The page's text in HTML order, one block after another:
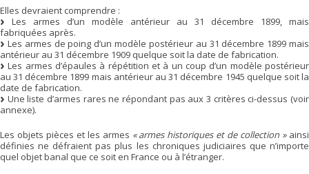
Elles devraient comprendre :
Les armes d’un modèle antérieur au 31 décembre 1899, mais
fabriquées après.
Les armes de poing d’un modèle postérieur au 31 décembre 1899 mais
antérieur au 31 décembre 1909 quelque soit la date de fabrication.
Les armes d’épaules à répétition et à un coup d’un modèle postérieur
au 31 décembre 1899 mais antérieur au 31 décembre 1945 quelque soit la
date de fabrication.
Une liste d’armes rares ne répondant pas aux 3 critères ci-dessus (voir
annexe).
Les objets pièces et les armes « armes historiques et de collection »ainsi
définies ne défraient pas plus les chroniques judiciaires que n’importe
quel objet banal que ce soit en France ou à l’étranger.